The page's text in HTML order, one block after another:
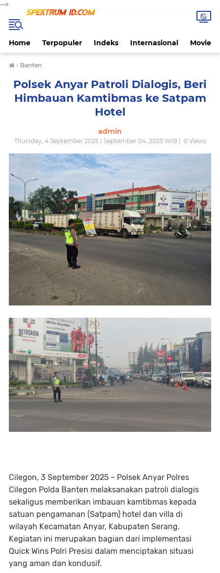
-->
Home Terpopuler Indeks Internasional Movie
› Banten
Polsek Anyar Patroli Dialogis, Beri
Himbauan Kamtibmas ke Satpam
Hotel
admin
Thursday, 4 September 2025 | September 04, 2025 WIB | 0Views
Cilegon, 3 September 2025 – Polsek Anyar Polres
Cilegon Polda Banten melaksanakan patroli dialogis
sekaligus memberikan imbauan kamtibmas kepada
satuan pengamanan (Satpam) hotel dan villa di
wilayah Kecamatan Anyar, Kabupaten Serang.
Kegiatan ini merupakan bagian dari implementasi
Quick Wins Polri Presisi dalam menciptakan situasi
yang aman dan kondusif.